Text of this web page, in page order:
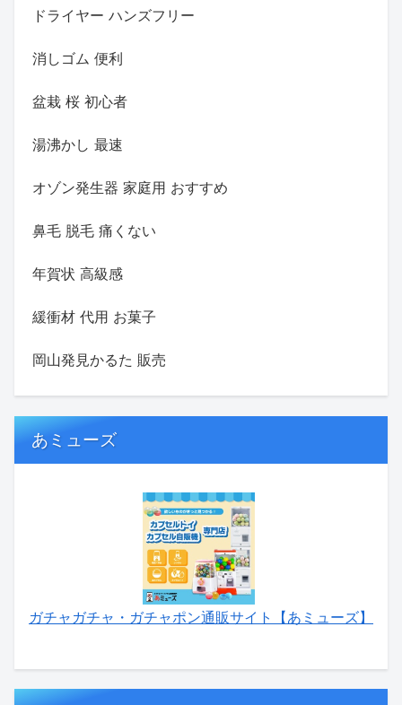
ドライヤー ハンズフリー
消しゴム 便利
盆栽 桜 初心者
湯沸かし 最速
オゾン発生器 家庭用 おすすめ
鼻毛 脱毛 痛くない
年賀状 高級感
緩衝材 代用 お菓子
岡山発見かるた 販売
あミューズ
ガチャガチャ・ガチャポン通販サイト【あミューズ】